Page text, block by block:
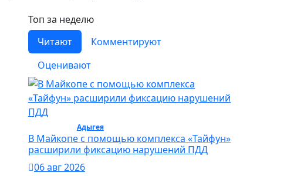
Топ за неделю
Читают
Комментируют
Оценивают
Адыгея/ Общество
В Майкопе с помощью комплекса «Тайфун»
расширили фиксацию нарушений ПДД
06 авг 2026